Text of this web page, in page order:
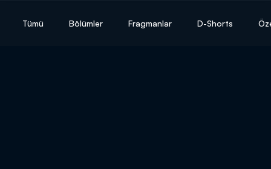
Tümü Bölümler Fragmanlar D-Shorts